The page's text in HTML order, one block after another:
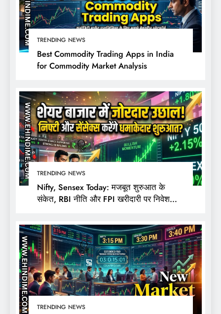
TRENDING NEWS
Best Commodity Trading Apps in India
for Commodity Market Analysis
TRENDING NEWS
Nifty, Sensex Today: मजबूत शुरुआत के
संकेत, RBI नीति और FPI खरीदारी पर निवेशकों
TRENDING NEWS